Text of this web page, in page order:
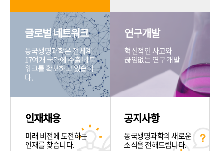
글로벌 네트워크
동국생명과학은 전세계
17여개 국가에 수출 네트
워크를 확보하고 있습니
다.
연구개발
혁신적인 사고와
끊임없는 연구 개발
인재채용
미래 비전에 도전하는
인재를 찾습니다.
공지사항
동국생명과학의 새로운
소식을 전해드립니다.